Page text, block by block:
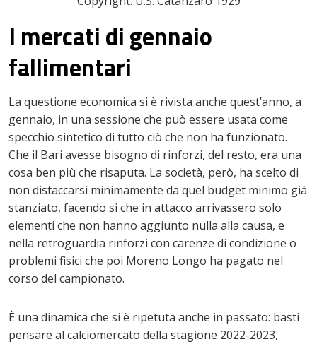
I mercati di gennaio
fallimentari
La questione economica si è rivista anche quest’anno, a
gennaio, in una sessione che può essere usata come
specchio sintetico di tutto ciò che non ha funzionato.
Che il Bari avesse bisogno di rinforzi, del resto, era una
cosa ben più che risaputa. La società, però, ha scelto di
non distaccarsi minimamente da quel budget minimo già
stanziato, facendo si che in attacco arrivassero solo
elementi che non hanno aggiunto nulla alla causa, e
nella retroguardia rinforzi con carenze di condizione o
problemi fisici che poi Moreno Longo ha pagato nel
corso del campionato.
È una dinamica che si è ripetuta anche in passato: basti
pensare al calciomercato della stagione 2022-2023,